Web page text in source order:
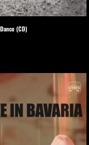
(CD)